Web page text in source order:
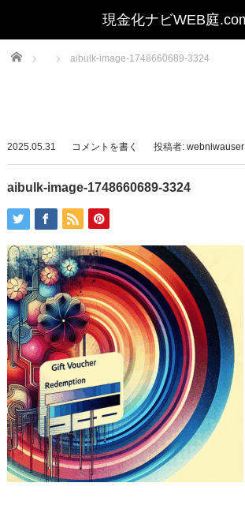
Home aibulk-image-1748660689-3324
2025.05.31 コメントを書く 投稿者: webniwauser
aibulk-image-1748660689-3324